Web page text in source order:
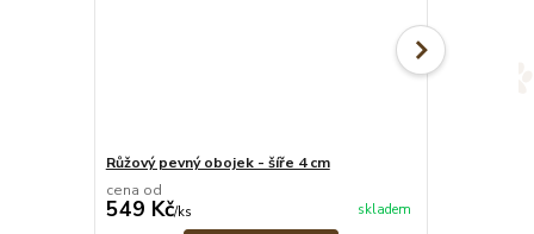
Růžový pevný obojek - šíře 4 cm
cena od
549 Kč/ks skladem